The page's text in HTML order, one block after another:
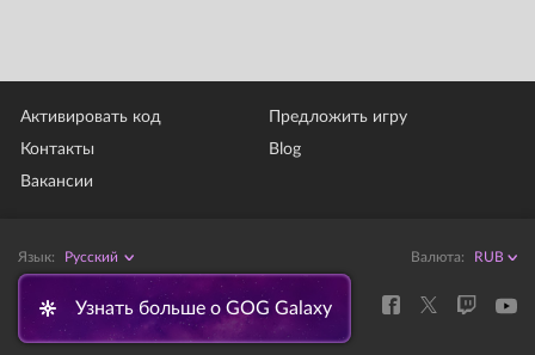
Активировать код
Контакты
Вакансии
Предложить игру
Blog
Язык: Pусский Валюта:
Узнать больше о GOG Galaxy